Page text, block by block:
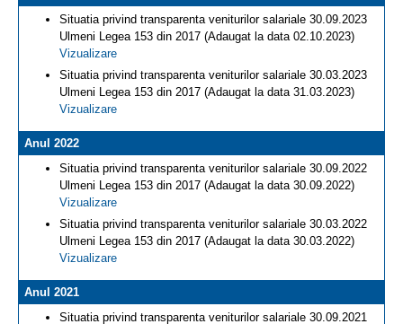
Situatia privind transparenta veniturilor salariale 30.09.2023
Ulmeni Legea 153 din 2017 (Adaugat la data 02.10.2023)
Vizualizare
Situatia privind transparenta veniturilor salariale 30.03.2023
Ulmeni Legea 153 din 2017 (Adaugat la data 31.03.2023)
Vizualizare
Anul 2022
Situatia privind transparenta veniturilor salariale 30.09.2022
Ulmeni Legea 153 din 2017 (Adaugat la data 30.09.2022)
Vizualizare
Situatia privind transparenta veniturilor salariale 30.03.2022
Ulmeni Legea 153 din 2017 (Adaugat la data 30.03.2022)
Vizualizare
Anul 2021
Situatia privind transparenta veniturilor salariale 30.09.2021